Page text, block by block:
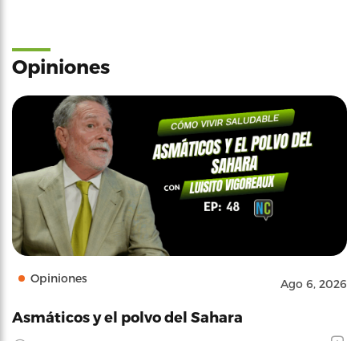
Opiniones
Opiniones Ago 6, 2026
Asmáticos y el polvo del Sahara